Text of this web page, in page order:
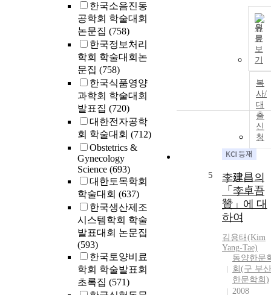
한국소음진동
공학회 학술대회
논문집 (758)
한국정보처리
학회 학술대회논
문집 (758)
한국식품영양
과학회 학술대회
발표집 (720)
대한전자공학
회 학술대회 (712)
Obstetrics &
Gynecology
Science (693)
대한토목학회
학술대회 (637)
한국생산제조
시스템학회 학술
발표대회 논문집
(593)
한국토양비료
학회 학술발표회
초록집 (571)
원
문
보
기
복
사/
대
출
신
청
5
李建昌의
「李卓吾
贊」에 대
하여
김용태(Kim
Yang-Tae)
동양한문
회(구 부산
한문학회)
2008